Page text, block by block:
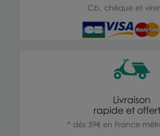
Cb, chèque et
Livraison
rapide et
* dès 59€ en France